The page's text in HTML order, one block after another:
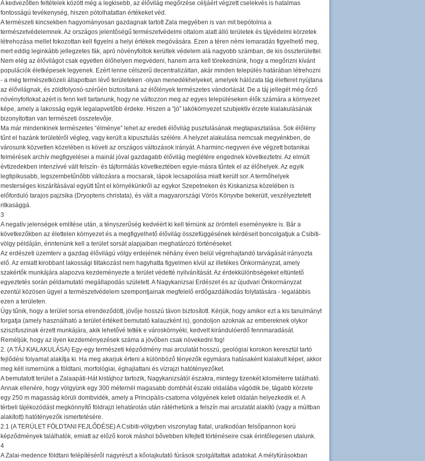
A kedvezőtlen feltételek között még a legkisebb, az élővilág megőrzése céljáért végzett cselekvés is hatalmas
fontosságú tevékenység, hiszen pótolhatatlan értékeket véd.
A természeti kincsekben hagyományosan gazdagnak tartott Zala megyében is van mit bepótolnia a
természetvédelemnek. Az országos jelentőségű természetvédelmi oltalom alatt álló területek és tájvédelmi körzetek
létrehozása mellet fokozottan kell figyelni a helyi értékek megóvására. Ezen a téren némi lemaradás figyelhető meg,
mert eddig leginkább jellegzetes fák, apró növényfoltok kerültek védelem alá nagyobb számban, de kis összterülettel.
Nem elég az élővilágot csak egyetlen élőhelyen megvédeni, hanem arra kell törekednünk, hogy a megőrizni kívánt
populációk életképesek legyenek. Ezért lenne célszerű decentralizáltan, akár minden település határában létrehozni
- a még természetközeli állapotban lévő területeken -olyan menedékhelyeket, amelyek hálózata tág életteret nyújtana
az élővilágnak, és zöldfolyosó-szérűén biztosítaná az élőlények természetes vándorlását. De a táj jellegét még őrző
növényfoltokat azért is fenn kell tartanunk, hogy ne változzon meg az egyes településeken élők számára a környezet
képe, amely a lakosság egyik legalapvetőbb érdeke. Hiszen a "jó” lakókörnyezet szubjektív érzete kialakulásának
bizonyítottan van természeti összetevője.
Ma már mindenkinek természetes “élménye” lehet az eredeti élővilág pusztulásának megtapasztalása. Sok élőlény
tűnt el hazánk területéről végleg, vagy került a kipusztulás szélére. A helyzet alakulása nemcsak megyénkben, de
városunk közvetlen közelében is követi az országos változások irányát. A harminc-negyven éve végzett botanikai
felmérések archív megfigyelései a mainál jóval gazdagabb élővilág meglétére engednek következtetni. Az elmúlt
évtizedekben intenzívvé vált felszín- és tájformálás következtében egyie-másra tűntek el az élőhelyek. Az egyik
legtipikusabb, legszembetűnőbb változásra a mocsarak, lápok lecsapolása miatt került sor. A termőhelyek
mesterséges kiszárításával együtt tűnt el környékünkről az egykor Szepetneken és Kiskanizsa közelében is
előforduló tarajos pajzsika (Dryopteris christata), és vált a magyarországi Vörös Könyvbe bekerült, veszélyeztetett
ritkasággá.
3
A negatív jelenségek említése után, a tényszerűség kedvéért ki kell térnünk az örömteli eseményekre is. Bár a
következőkben az élettelen környezet és a megfigyelhető élővilág összefüggésének kérdéseit boncolgatjuk a Csibiti-
völgy példáján, érintenünk kell a terület sorsát alapjaiban meghatározó történéseket.
Az erdészeti üzemterv a gazdag élővilágú völgy erdejének néhány éven belül végrehajtandó tarvágását irányozta
elő. Az emiatt kirobbant lakossági tiltakozást nem hagyhatta figyelmen kívül az illetékes Önkormányzat, amely
szakértők munkájára alapozva kezdeményezte a terület védetté nyilvánítását. Az érdekkülönbségeket eltüntető
egyeztetés során példamutató megállapodás született. A Nagykanizsai Erdészet és az újudvari Önkormányzat
ezentúl közösen ügyel a természetvédelem szempontjainak megfelelő erdőgazdálkodás folytatására - legalábbis
ezen a területen.
Úgy tűnik, hogy a terület sorsa elrendeződött, jövője hosszú távon biztosított. Kérjük, hogy amikor ezt a kis tanulmányt
forgatja (amely használható a terület értékeit bemutató kalauzként is), gondoljon azoknak az embereknek olykor
sziszifuszinak érzett munkájára, akik lehetővé tették e városkörnyéki, kedvelt kirándulóerdő fennmaradását.
Reméljük, hogy az ilyen kezdeményezések száma a jövőben csak növekedni fog!
2. (A TÁJ KIALAKULÁSA) Egy-egy természeti képződmény mai arculatát hosszú, geológiai korokon keresztül tartó
fejlődési folyamat alakítja ki. Ha meg akarjuk érteni a különböző tényezők egymásra hatásaként kialakult képet, akkor
meg kéll ismernünk a földtani, morfológiai, éghajlattani és vízrajzi hatótényezőket.
A bemutatott terület a Zalaapáti-Hát kistájhoz tartozik, Nagykanizsától északra, mintegy tizenkét kilométerre található.
Annak ellenére, hogy völgyünk egy 300 méternél magasabb dombhát északi oldalába vágódik be, tágabb körzete
egy 250 m magasság körüli dombvidék, amely a Principális-csatorna völgyének keleti oldalán helyezkedik el. A
térbeli tájékozódást megkönnyítő földrajzi lehatárolás után rátérhetünk a felszín mai arculatát alakító (vagy a múltban
alakított) hatótényezők ismertetésére.
2.1 (A TERÜLET FÖLDTANI FEJLŐDÉSE) A Csibiti-völgyben viszonylag fiatal, uralkodóan felsőpannon korú
képződmények találhatók, emiatt az előző korok máshol bővebben kifejtett történéseire csak érintőlegesen utalunk.
4
A Zalai-medence földtani felépítéséről nagyrészt a kőolajkutató fúrások szolgáltattak adatokat. A mélyfúrásokban